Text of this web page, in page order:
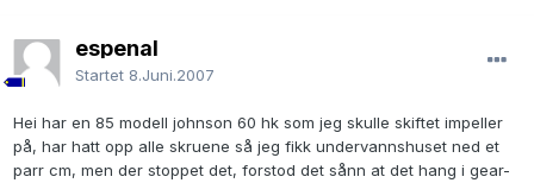
espenal
Startet 8.Juni.2007
Hei har en 85 modell johnson 60 hk som jeg skulle skiftet impeller
på, har hatt opp alle skruene så jeg fikk undervannshuset ned et
parr cm, men der stoppet det, forstod det sånn at det hang i gear-